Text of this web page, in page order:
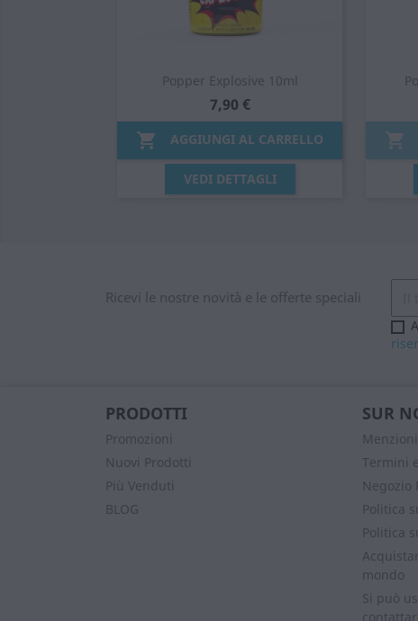
Popper Explosive 10ml
7,90 €
 AGGIUNGI AL CARRELLO
VEDI DETTAGLI


Ricevi le nostre novità e le offerte speciali
PRODOTTI
Promozioni
Nuovi Prodotti
Più Venduti
BLOG
SUR
Menzioni
Termini
Negozio
Politica
Politica
mondo
Si può